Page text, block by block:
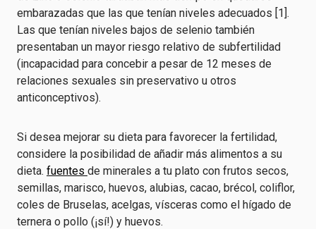
embarazadas que las que tenían niveles adecuados [1].
Las que tenían niveles bajos de selenio también
presentaban un mayor riesgo relativo de subfertilidad
(incapacidad para concebir a pesar de 12 meses de
relaciones sexuales sin preservativo u otros
anticonceptivos).
Si desea mejorar su dieta para favorecer la fertilidad,
considere la posibilidad de añadir más alimentos a su
dieta. fuentes de minerales a tu plato con frutos secos,
semillas, marisco, huevos, alubias, cacao, brécol, coliflor,
coles de Bruselas, acelgas, vísceras como el hígado de
ternera o pollo (¡sí!) y huevos.